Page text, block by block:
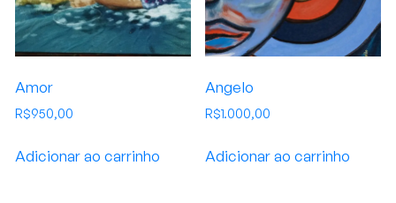
Amor
R$950,00
Adicionar ao carrinho
Angelo
R$1.000,00
Adicionar ao carrinho